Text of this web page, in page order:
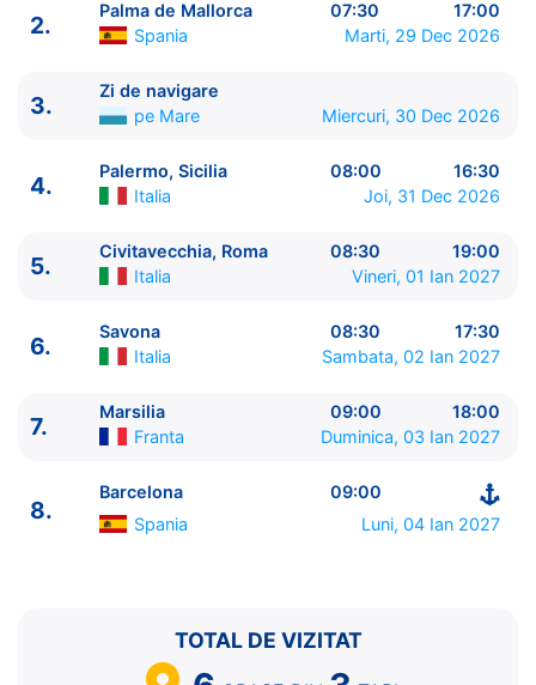
Costa Toscana★★★★★
Ziua | Portul | Sosire - Plecare
----------------------------------------
Palma de Mallorca
07:30 - 17:00
3.
Zi de navigare
0:00 - 0:00
5.
Civitavecchia, Roma
08:30 - 19:00
6.
Savona Italia
2.
Palma de Mallorca 07:30
17:00
Spania
Marti, 29 Dec 2026
3.
Zi de navigare
pe Mare
Miercuri, 30 Dec 2026
4.
Palermo, Sicilia 08:00
16:30
Italia
Joi, 31 Dec 2026
5.
Civitavecchia, Roma 08:30
19:00
Italia
Vineri, 01 Ian 2027
6.
Savona 08:30
17:30
Italia
Sambata, 02 Ian 2027
7.
Marsilia 09:00
18:00
Franta
Duminica, 03 Ian 2027
8.
Barcelona
09:00
Spania
Luni, 04 Ian 2027
TOTAL DE VIZITAT